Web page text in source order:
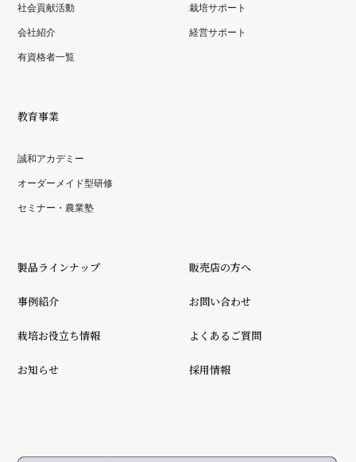
社会貢献活動
会社紹介
有資格者一覧
栽培サポート
経営サポート
教育事業
誠和アカデミー
オーダーメイド型研修
セミナー・農業塾
製品ラインナップ
事例紹介
栽培お役立ち情報
お知らせ
販売店の方へ
お問い合わせ
よくあるご質問
採用情報